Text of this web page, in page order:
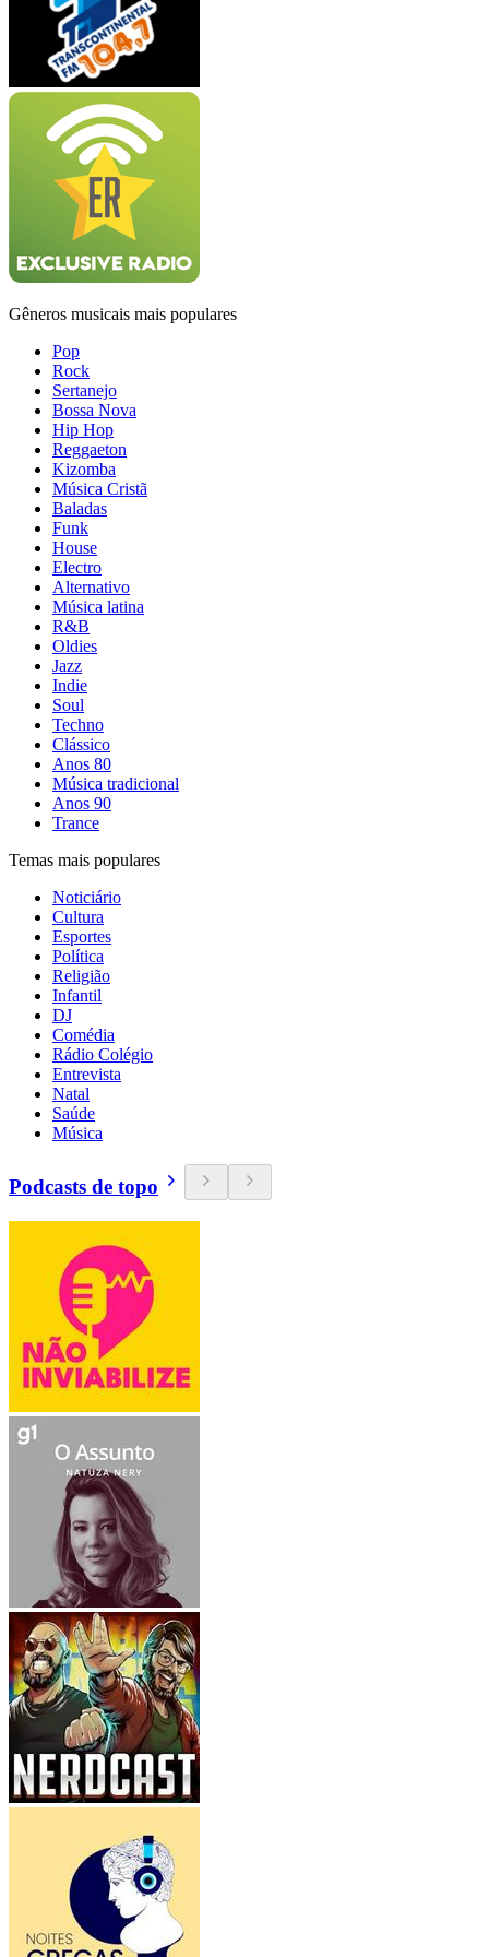
Gêneros musicais mais populares
Pop
Rock
Sertanejo
Bossa Nova
Hip Hop
Reggaeton
Kizomba
Música Cristã
Baladas
Funk
House
Electro
Alternativo
Música latina
R&B
Oldies
Jazz
Indie
Soul
Techno
Clássico
Anos 80
Música tradicional
Anos 90
Trance
Temas mais populares
Noticiário
Cultura
Esportes
Política
Religião
Infantil
DJ
Comédia
Rádio Colégio
Entrevista
Natal
Saúde
Música
Podcasts de topo